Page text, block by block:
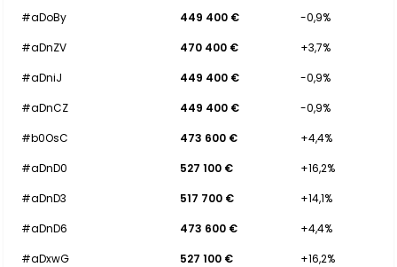
#aDoBy
449 400 €
-0,9%
#aDnZV
470 400 €
+3,7%
#aDniJ
449 400 €
-0,9%
#aDnCZ
449 400 €
-0,9%
#b0OsC
473 600 €
+4,4%
#aDnD0
527 100 €
+16,2%
#aDnD3
517 700 €
+14,1%
#aDnD6
473 600 €
+4,4%
#aDxwG
527 100 €
+16,2%